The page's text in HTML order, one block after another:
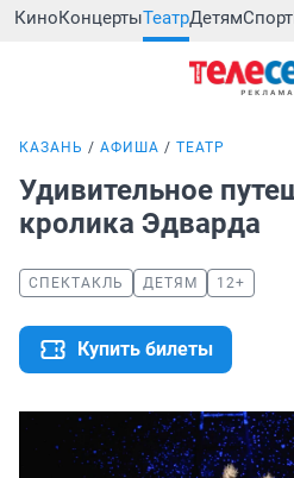
КиноКонцертыТеатрДетямСпорт
КАЗАНЬ АФИША ТЕАТР
Удивительное
кролика Эдварда
СПЕКТАКЛЬ ДЕТЯМ 12+
Купить билеты